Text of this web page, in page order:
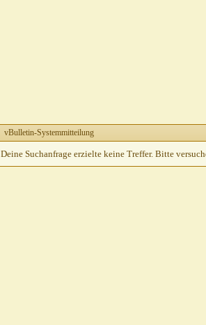
vBulletin-Systemmitteilung
Deine Suchanfrage erzielte keine Treffer. Bitte